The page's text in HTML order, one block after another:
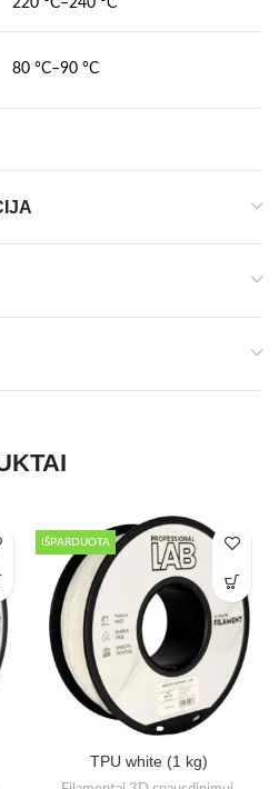
80 °C–90 °C
IŠPARDUOTA
TPU white (1 kg)